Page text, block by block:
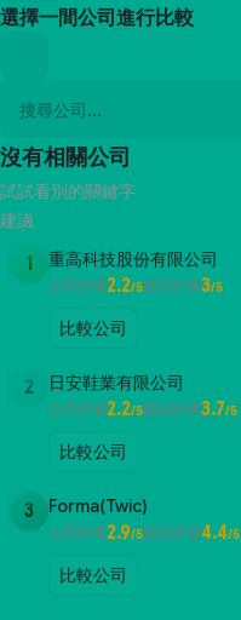
選擇一間公司進行比較
沒有相關公司
試試看別的關鍵字
建議
1 重高科技股份有限公司
公司評價2.2/5面試評價3/5
比較公司
2 日安鞋業有限公司
公司評價2.2/5面試評價3.7/5
比較公司
3 Forma(Twic)
公司評價2.9/5面試評價4.4/5
比較公司